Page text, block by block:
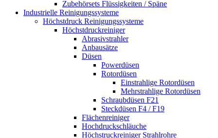
Zubehörsets Flüssigkeiten / Späne
Industrielle Reinigungssysteme
Höchstdruck Reinigungssysteme
Höchstdruckreiniger
Abrasivstrahler
Anbausätze
Düsen
Powerdüsen
Rotordüsen
Einstrahlige Rotordüsen
Mehrstrahlige Rotordüsen
Schraubdüsen F21
Steckdüsen F4 / F19
Flächenreiniger
Hochdruckschläuche
Höchstruckreiniger Strahlrohre